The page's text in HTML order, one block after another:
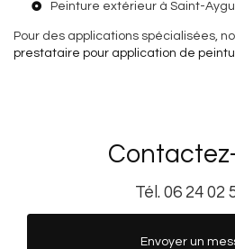
Peinture extérieur à Saint-
Pour des applications spécialisées,
prestataire pour application de
Tél. 06 24 02
Envoyer un